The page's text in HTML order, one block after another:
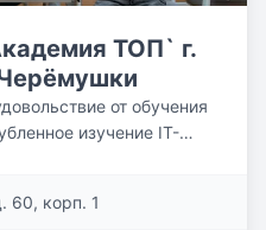
ТОП` г.
от обучения
изучение IT-
60, корп. 1